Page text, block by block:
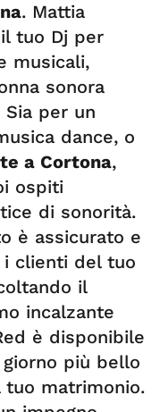
. Mattia
tuo Dj per
musicali,
sonora
Sia per un
dance, o
a Cortona,
ospiti
di sonorità.
è assicurato e
clienti del tuo
il
incalzante
è disponibile
più bello
matrimonio.